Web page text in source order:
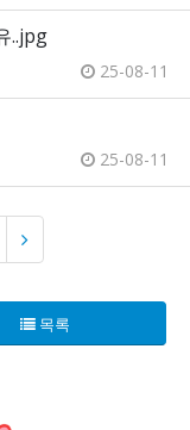
..jpg
25-08-11
25-08-11
목록